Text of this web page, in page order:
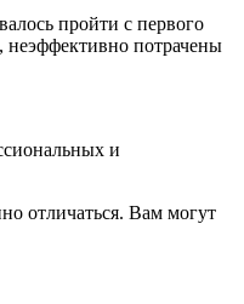
пройти с первого
неэффективно потрачены
и
отличаться. Вам могут